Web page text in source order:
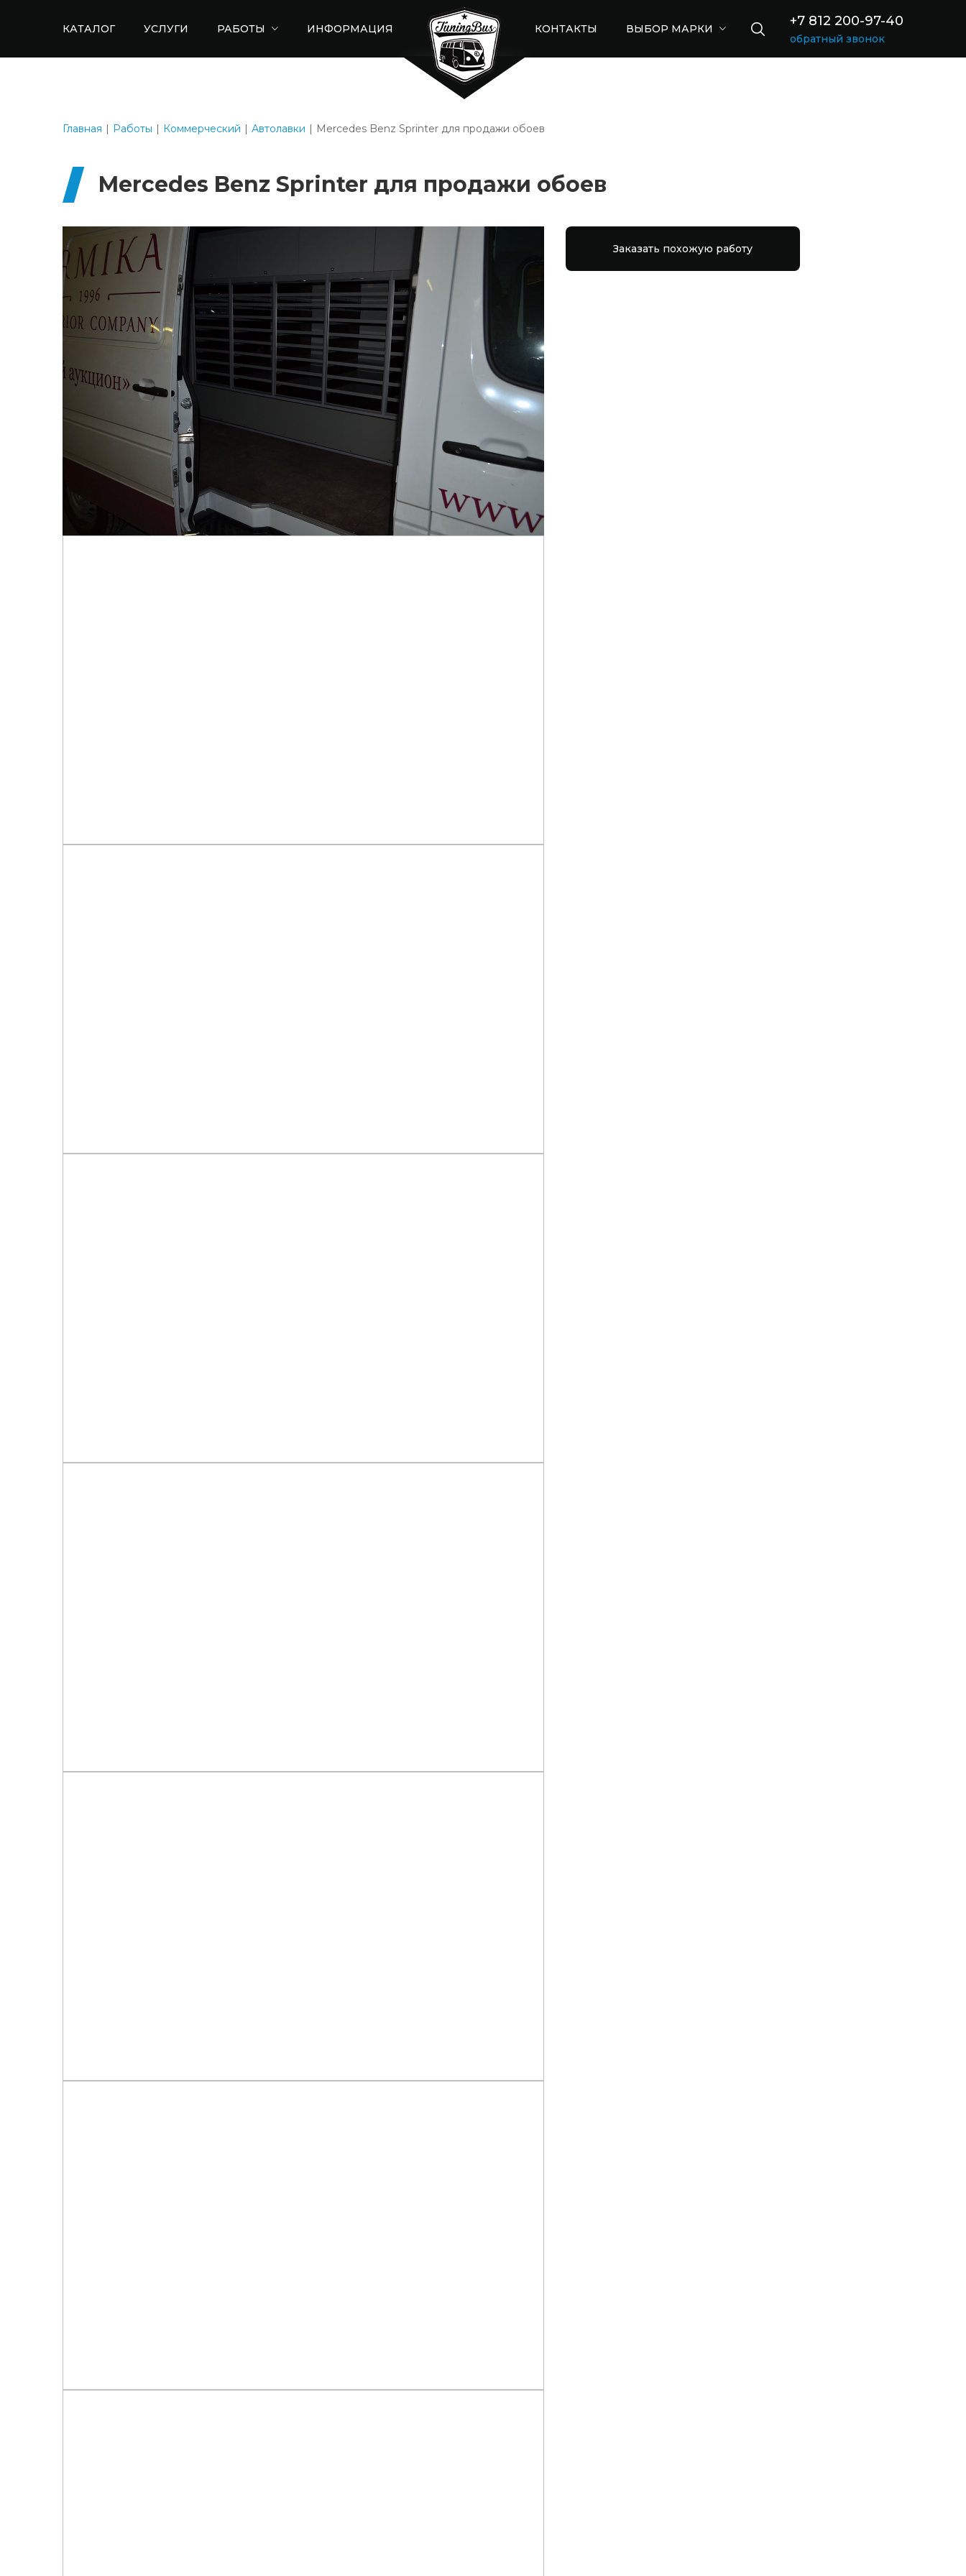
КАТАЛОГ УСЛУГИ РАБОТЫ ИНФОРМАЦИЯ КОНТАКТЫ ВЫБОР МАРКИ
+7 812 200-97-40
обратный звонок
Главная Работы Коммерческий Автолавки Mercedes Benz Sprinter для продажи обоев
Mercedes Benz Sprinter для продажи обоев
Заказать похожую работу